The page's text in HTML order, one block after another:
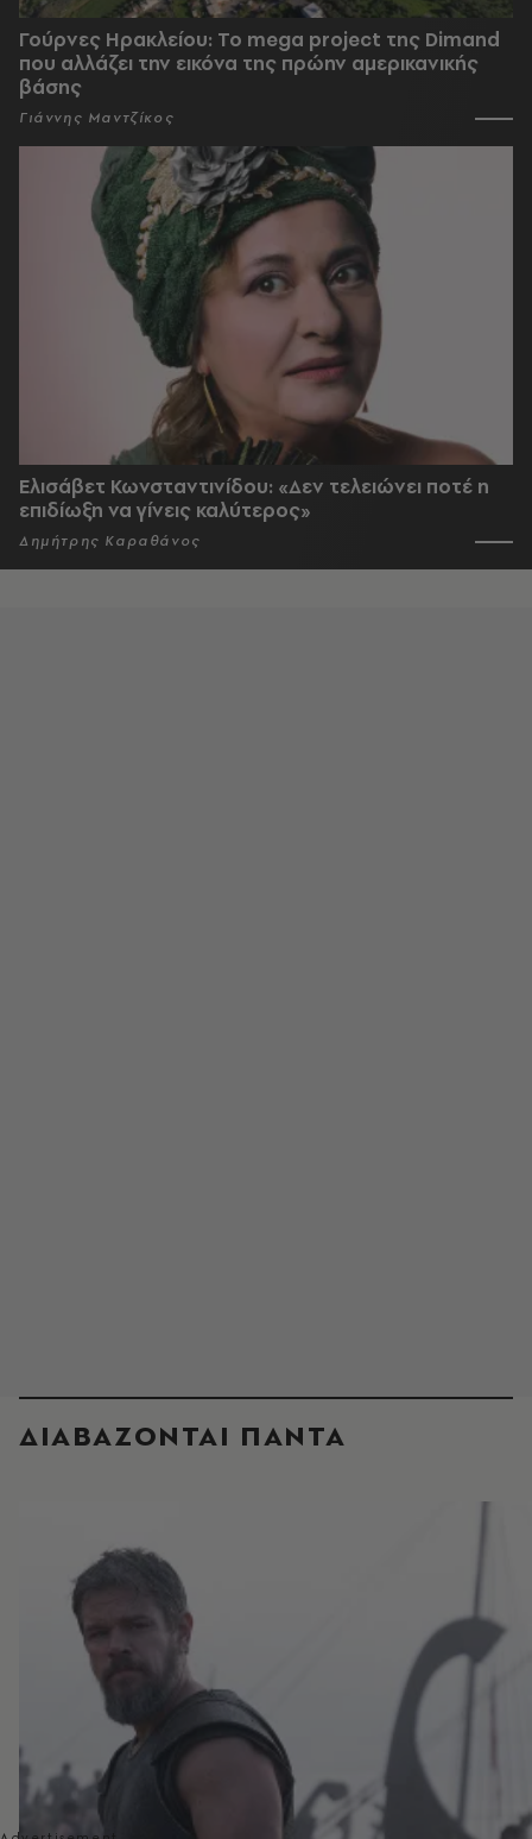
Γούρνες Ηρακλείου: To mega project της Dimand
που αλλάζει την εικόνα της πρώην αμερικανικής
βάσης
Γιάννης Μαντζίκος
Ελισάβετ Κωνσταντινίδου: «Δεν τελειώνει ποτέ η
επιδίωξη να γίνεις καλύτερος»
Δημήτρης Καραθάνος
ΔΙΑΒΑΖΟΝΤΑΙ ΠΑΝΤΑ